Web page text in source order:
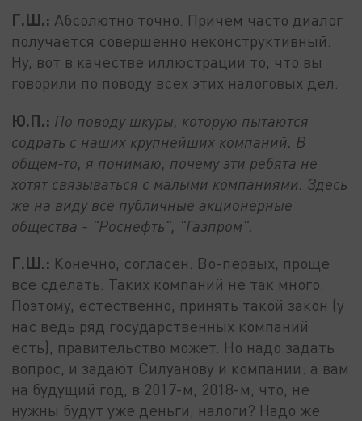
Г.Ш.: Абсолютно точно. Причем часто диалог
получается совершенно неконструктивный.
Ну, вот в качестве иллюстрации то, что вы
говорили по поводу всех этих налоговых дел.
Ю.П.: По поводу шкуры, которую пытаются
содрать с наших крупнейших компаний. В
общем-то, я понимаю, почему эти ребята не
хотят связываться с малыми компаниями. Здесь
же на виду все публичные акционерные
общества - "Роснефть", "Газпром".
Г.Ш.: Конечно, согласен. Во-первых, проще
все сделать. Таких компаний не так много.
Поэтому, естественно, принять такой закон (у
нас ведь ряд государственных компаний
есть), правительство может. Но надо задать
вопрос, и задают Силуанову и компании: а вам
на будущий год, в 2017-м, 2018-м, что, не
нужны будут уже деньги, налоги? Надо же